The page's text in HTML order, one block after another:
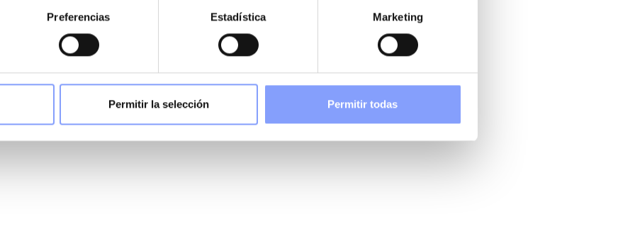
Preferencias Estadística Marketing
Permitir la selección Permitir todas